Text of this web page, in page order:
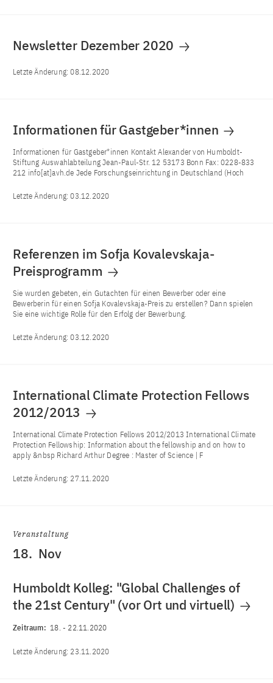
Newsletter Dezember 2020
Letzte Änderung:08.12.2020
Informationen für Gastgeber*innen
Informationen für Gastgeber*innen Kontakt Alexander von Humboldt-
Stiftung Auswahlabteilung Jean-Paul-Str. 12 53173 Bonn Fax: 0228-833
212 info[at]avh.de Jede Forschungseinrichtung in Deutschland (Hoch
Letzte Änderung:03.12.2020
Referenzen im Sofja Kovalevskaja-
Preisprogramm
Sie wurden gebeten, ein Gutachten für einen Bewerber oder eine
Bewerberin für einen Sofja Kovalevskaja-Preis zu erstellen? Dann spielen
Sie eine wichtige Rolle für den Erfolg der Bewerbung.
Letzte Änderung:03.12.2020
International Climate Protection Fellows
2012/2013
International Climate Protection Fellows 2012/2013 International Climate
Protection Fellowship: Information about the fellowship and on how to
apply &nbsp Richard Arthur Degree : Master of Science | F
Letzte Änderung: 27.11.2020
Veranstaltung
18. Nov
Humboldt Kolleg: "Global Challenges of
the 21st Century" (vor Ort und virtuell)
Zeitraum: 18. - 22.11.2020
Letzte Änderung: 23.11.2020